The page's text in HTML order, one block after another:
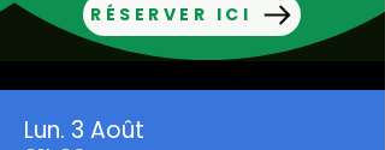
RÉSERVER ICI
Lun. 3 Août